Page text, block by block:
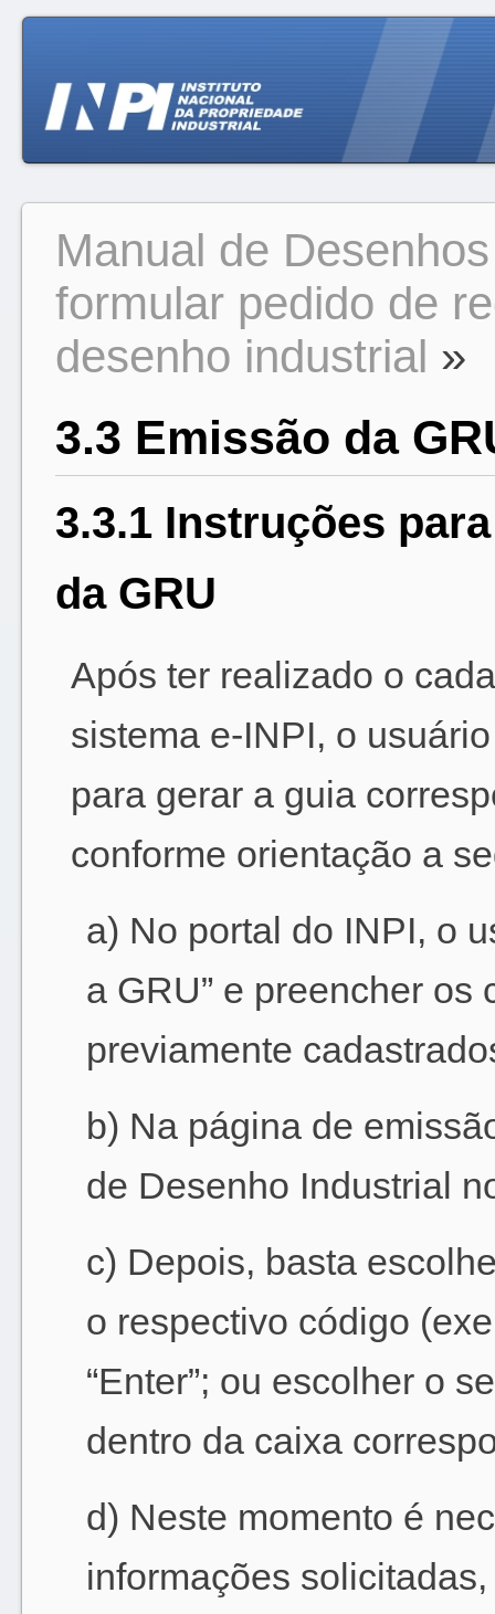
Manual de
formular pedido de
desenho industrial »
3.3 Emissão da
3.3.1 Instruções
da GRU
Após ter realizado o
sistema e-INPI, o
para gerar a guia
conforme orientação a
a) No portal do INPI, o
a GRU” e preencher os
previamente
b) Na página de
de Desenho Industrial
c) Depois, basta
o respectivo código
“Enter”; ou escolher o
dentro da caixa
d) Neste momento é
informações